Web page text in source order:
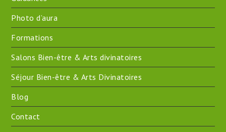
Photo d’aura
Formations
Salons Bien-être & Arts divinatoires
Séjour Bien-être & Arts Divinatoires
Blog
Contact